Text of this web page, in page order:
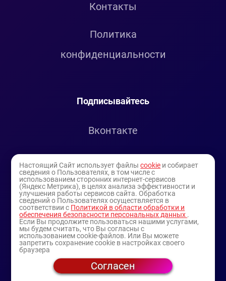
Контакты
Политика
конфиденциальности
Подписывайтесь
Вконтакте
Telegram
Youtube
© 1994-2025
— торговая витрина ИП Булатов В.А.
Настоящий Сайт использует файлыcookie и собирает
сведения о Пользователях, в том числе с
использованием сторонних интернет-сервисов
(Яндекс Метрика), в целях анализа эффективности и
улучшения работы сервисов сайта. Обработка
сведений о Пользователях осуществляется в
соответствии с Политикой в области обработки и
обеспечения безопасности персональных данных .
Если Вы продолжите пользоваться нашими услугами,
мы будем считать, что Вы согласны с
использованием cookie-файлов. Или Вы можете
запретить сохранение cookie в настройках своего
браузера
Согласен